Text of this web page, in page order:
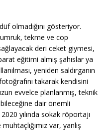
olmadığını gösteriyor.
tekme ve cop
deri ceket giymesi,
eğitimi almış şahıslar ya
yeniden saldırganın
takarak kendisini
evvelce planlanmış, teknik
dair önemli
yılında sokak röportajı
var, yanlış